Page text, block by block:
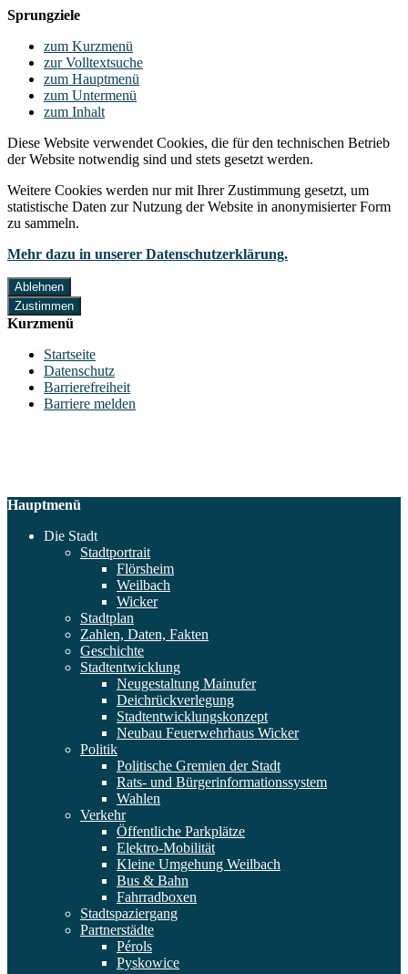
Sprungziele
zum Kurzmenü
zur Volltextsuche
zum Hauptmenü
zum Untermenü
zum Inhalt
Diese Website verwendet Cookies, die für den technischen Betrieb
der Website notwendig sind und stets gesetzt werden.
Weitere Cookies werden nur mit Ihrer Zustimmung gesetzt, um
statistische Daten zur Nutzung der Website in anonymisierter Form
zu sammeln.
Mehr dazu in unserer Datenschutzerklärung.
Ablehnen
Zustimmen
Kurzmenü
Startseite
Datenschutz
Barrierefreiheit
Barriere melden
Hauptmenü
Die Stadt
Stadtportrait
Flörsheim
Weilbach
Wicker
Stadtplan
Zahlen, Daten, Fakten
Geschichte
Stadtentwicklung
Neugestaltung Mainufer
Deichrückverlegung
Stadtentwicklungskonzept
Neubau Feuerwehrhaus Wicker
Politik
Politische Gremien der Stadt
Rats- und Bürgerinformationssystem
Wahlen
Verkehr
Öffentliche Parkplätze
Elektro-Mobilität
Kleine Umgehung Weilbach
Bus & Bahn
Fahrradboxen
Stadtspaziergang
Partnerstädte
Pérols
Pyskowice